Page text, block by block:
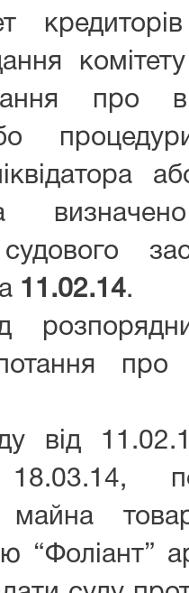
про
судового
11.02.14.
про
від
майна
“Фоліант”